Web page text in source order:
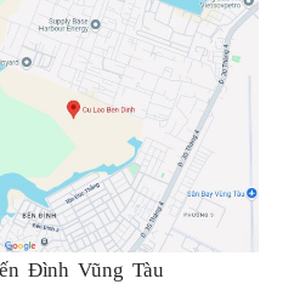
Đình Vũng Tàu